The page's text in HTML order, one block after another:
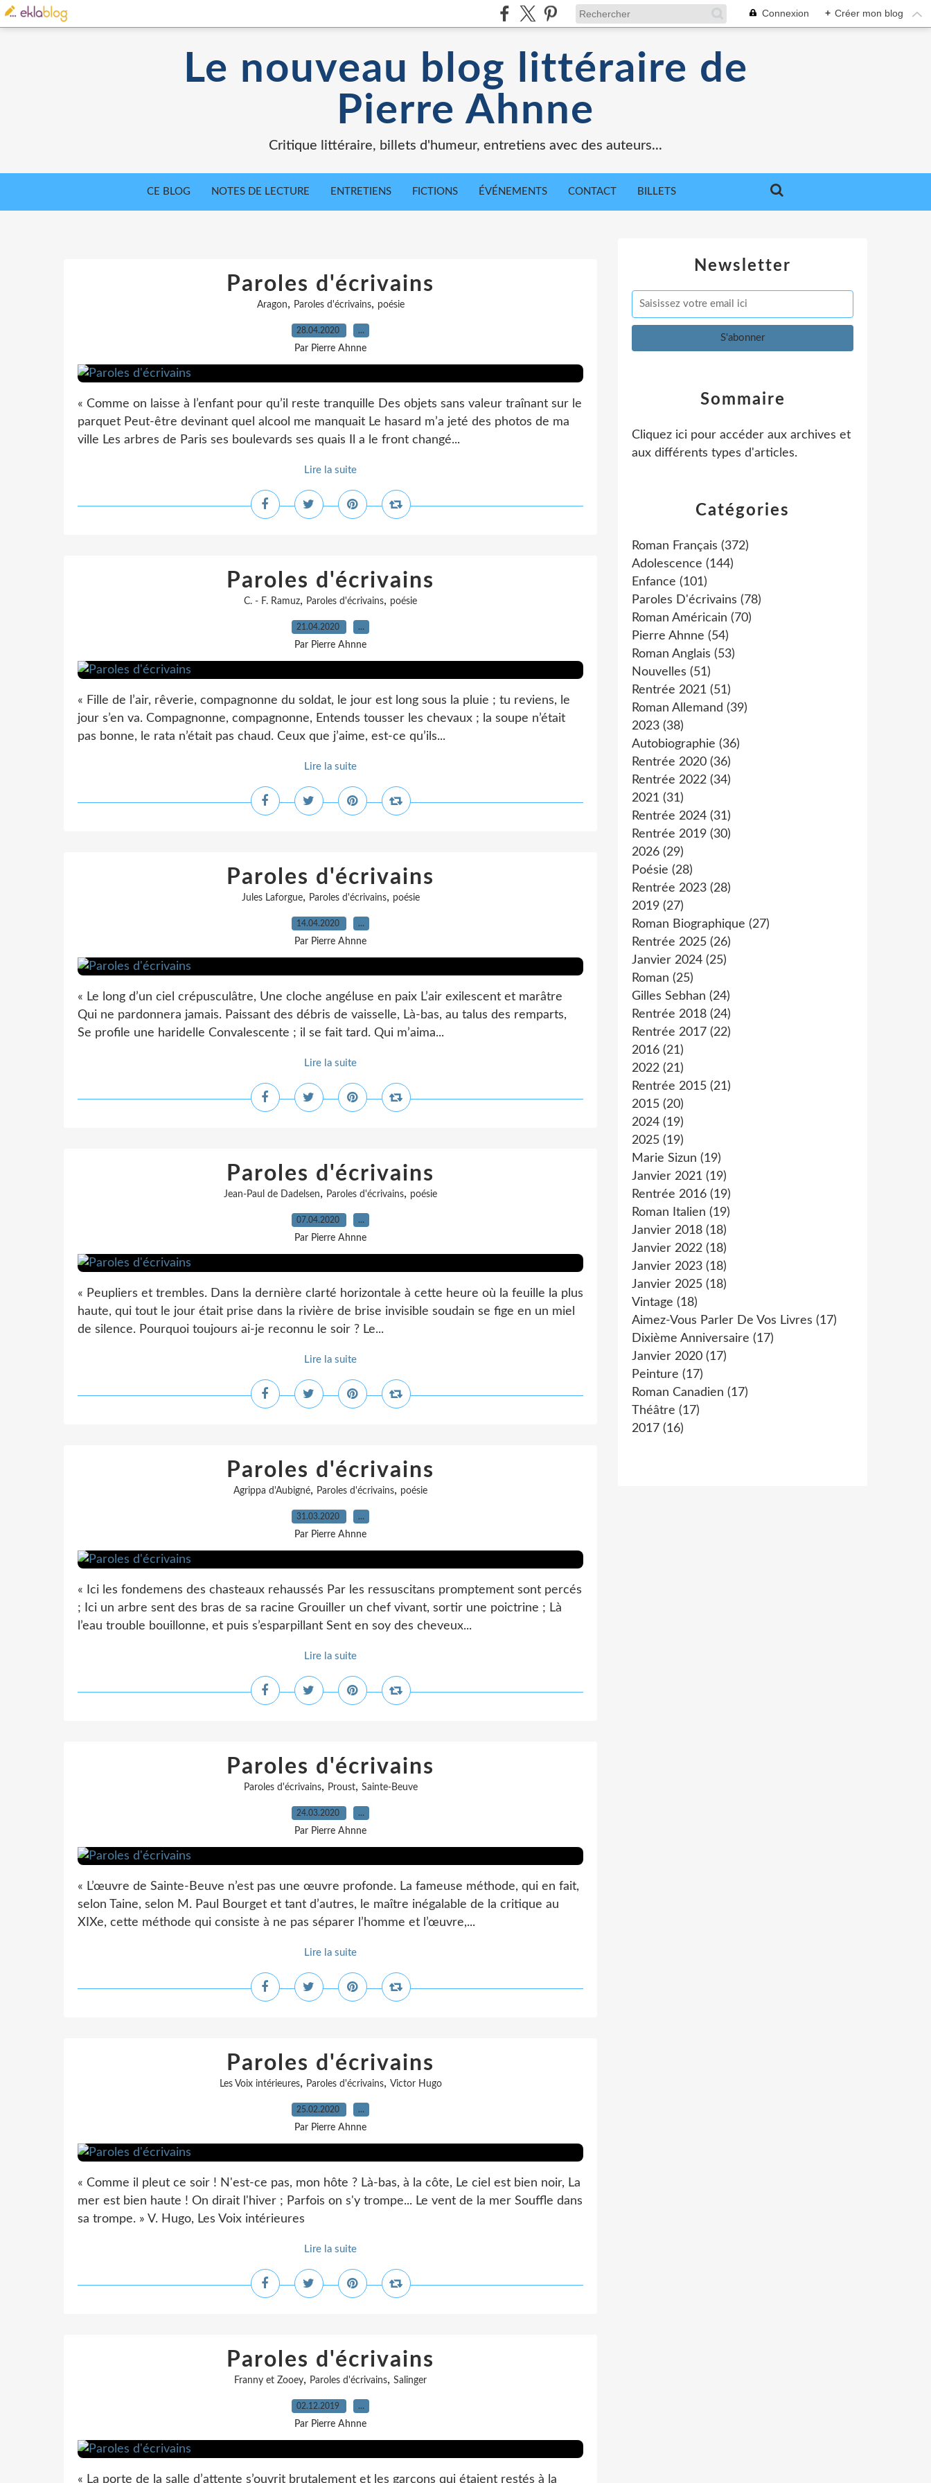
Connexion + Créer mon blog
Le nouveau blog littéraire de
Pierre Ahnne
Critique littéraire, billets d'humeur, entretiens avec des auteurs...
CE BLOG NOTES DE LECTURE ENTRETIENS FICTIONS ÉVÉNEMENTS CONTACT BILLETS
Paroles d'écrivains
Aragon, Paroles d'écrivains, poésie
28.04.2020 …
Par Pierre Ahnne
« Comme on laisse à l’enfant pour qu’il reste tranquille Des objets sans valeur traînant sur le
parquet Peut-être devinant quel alcool me manquait Le hasard m’a jeté des photos de ma
ville Les arbres de Paris ses boulevards ses quais Il a le front changé...
Lire la suite
Paroles d'écrivains
C. - F. Ramuz, Paroles d'écrivains, poésie
21.04.2020 …
Par Pierre Ahnne
« Fille de l’air, rêverie, compagnonne du soldat, le jour est long sous la pluie ; tu reviens, le
jour s’en va. Compagnonne, compagnonne, Entends tousser les chevaux ; la soupe n’était
pas bonne, le rata n’était pas chaud. Ceux que j’aime, est-ce qu’ils...
Lire la suite
Paroles d'écrivains
Jules Laforgue, Paroles d'écrivains, poésie
14.04.2020 …
Par Pierre Ahnne
« Le long d’un ciel crépusculâtre, Une cloche angéluse en paix L’air exilescent et marâtre
Qui ne pardonnera jamais. Paissant des débris de vaisselle, Là-bas, au talus des remparts,
Se profile une haridelle Convalescente ; il se fait tard. Qui m’aima...
Lire la suite
Paroles d'écrivains
Jean-Paul de Dadelsen, Paroles d'écrivains, poésie
07.04.2020 …
Par Pierre Ahnne
« Peupliers et trembles. Dans la dernière clarté horizontale à cette heure où la feuille la plus
haute, qui tout le jour était prise dans la rivière de brise invisible soudain se fige en un miel
de silence. Pourquoi toujours ai-je reconnu le soir ? Le...
Lire la suite
Paroles d'écrivains
Agrippa d'Aubigné, Paroles d'écrivains, poésie
31.03.2020 …
Par Pierre Ahnne
« Ici les fondemens des chasteaux rehaussés Par les ressuscitans promptement sont percés
; Ici un arbre sent des bras de sa racine Grouiller un chef vivant, sortir une poictrine ; Là
l’eau trouble bouillonne, et puis s’esparpillant Sent en soy des cheveux...
Lire la suite
Paroles d'écrivains
Paroles d'écrivains, Proust, Sainte-Beuve
24.03.2020 …
Par Pierre Ahnne
« L’œuvre de Sainte-Beuve n’est pas une œuvre profonde. La fameuse méthode, qui en fait,
selon Taine, selon M. Paul Bourget et tant d’autres, le maître inégalable de la critique au
XIXe, cette méthode qui consiste à ne pas séparer l’homme et l’œuvre,...
Lire la suite
Paroles d'écrivains
Les Voix intérieures, Paroles d'écrivains, Victor Hugo
25.02.2020 …
Par Pierre Ahnne
« Comme il pleut ce soir ! N'est-ce pas, mon hôte ? Là-bas, à la côte, Le ciel est bien noir, La
mer est bien haute ! On dirait l'hiver ; Parfois on s'y trompe... Le vent de la mer Souffle dans
sa trompe. » V. Hugo, Les Voix intérieures
Lire la suite
Paroles d'écrivains
Franny et Zooey, Paroles d'écrivains, Salinger
02.12.2019 …
Par Pierre Ahnne
« La porte de la salle d’attente s’ouvrit brutalement et les garçons qui étaient restés à la
Newsletter
Catégories
Roman Français (372)
Adolescence (144)
Enfance (101)
Paroles D'écrivains (78)
Roman Américain (70)
Pierre Ahnne (54)
Roman Anglais (53)
Nouvelles (51)
Rentrée 2021 (51)
Roman Allemand (39)
2023 (38)
Autobiographie (36)
Rentrée 2020 (36)
Rentrée 2022 (34)
2021 (31)
Rentrée 2024 (31)
Rentrée 2019 (30)
2026 (29)
Poésie (28)
Rentrée 2023 (28)
2019 (27)
Roman Biographique (27)
Rentrée 2025 (26)
Janvier 2024 (25)
Roman (25)
Gilles Sebhan (24)
Rentrée 2018 (24)
Rentrée 2017 (22)
2016 (21)
2022 (21)
Rentrée 2015 (21)
2015 (20)
2024 (19)
2025 (19)
Marie Sizun (19)
Janvier 2021 (19)
Rentrée 2016 (19)
Roman Italien (19)
Janvier 2018 (18)
Janvier 2022 (18)
Janvier 2023 (18)
Janvier 2025 (18)
Vintage (18)
Aimez-Vous Parler De Vos Livres (17)
Dixième Anniversaire (17)
Janvier 2020 (17)
Peinture (17)
Roman Canadien (17)
Théâtre (17)
2017 (16)
Sommaire
Cliquez ici pour accéder aux archives et
aux différents types d'articles.